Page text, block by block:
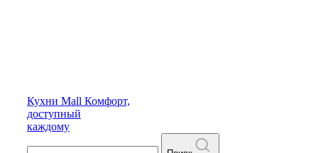
Кухни Mall Комфорт,
доступный
каждому